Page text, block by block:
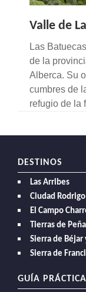
Valle de
Las
de la
Alberca. Su
cumbres de
refugio de la
DESTINOS
Las Arribes
Ciudad
El Campo
Tierras de
Sierra de Béjar
Sierra de
GUÍA PRÁCTICA